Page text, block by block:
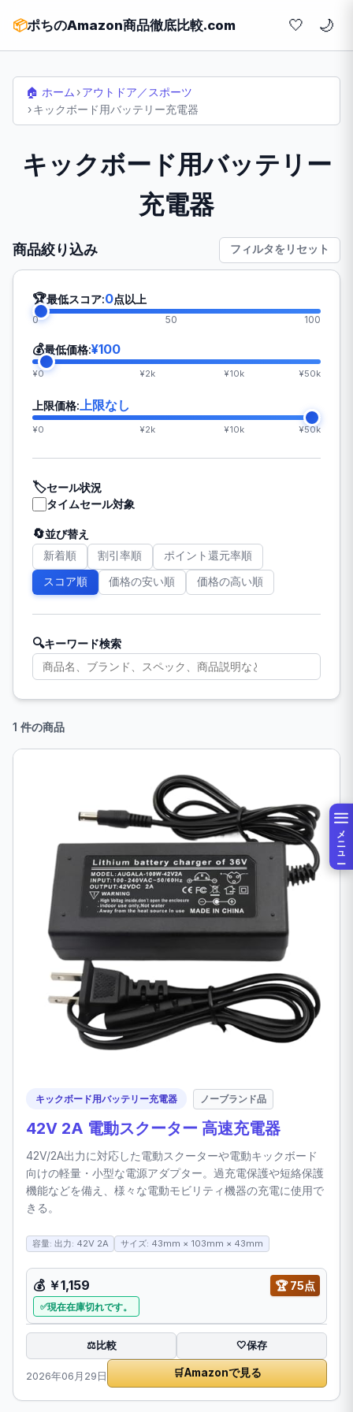
📦ポちのAmazon商品徹底比較.com 🤍
メニュー
🏠 ホーム ›アウトドア／スポーツ
›キックボード用バッテリー充電器
キックボード用バッテリー
充電器
商品絞り込み フィルタをリセット
🏆最低スコア:0点以上
0 50 100
💰最低価格:¥100
¥0 ¥2k ¥10k ¥50k
上限価格: 上限なし
¥0 ¥2k ¥10k ¥50k
🏷️セール状況
タイムセール対象
🔄並び替え
新着順 割引率順 ポイント還元率順
スコア順 価格の安い順 価格の高い順
🔍キーワード検索
1 件の商品
キックボード用バッテリー充電器 ノーブランド品
42V 2A 電動スクーター 高速充電器
42V/2A出力に対応した電動スクーターや電動キックボード
向けの軽量・小型な電源アダプター。過充電保護や短絡保護
機能などを備え、様々な電動モビリティ機器の充電に使用で
きる。
容量: 出力: 42V 2A サイズ: 43mm × 103mm × 43mm
💰 ￥1,159 🏆75点
現在在庫切れです。
⚖️比較 🤍保存
2026年06月29日 🛒Amazonで見る